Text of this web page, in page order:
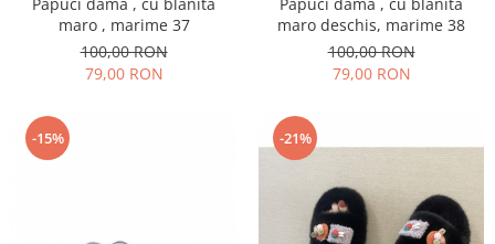
maro , marime 37
100,00 RON
79,00 RON
maro deschis, marime 38
100,00 RON
79,00 RON
-15% -21%